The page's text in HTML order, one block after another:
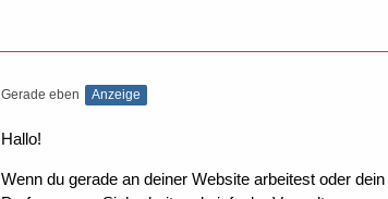
Gerade eben Anzeige
Hallo!
Wenn du gerade an deiner Website arbeitest oder